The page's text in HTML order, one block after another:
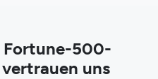
500-
uns